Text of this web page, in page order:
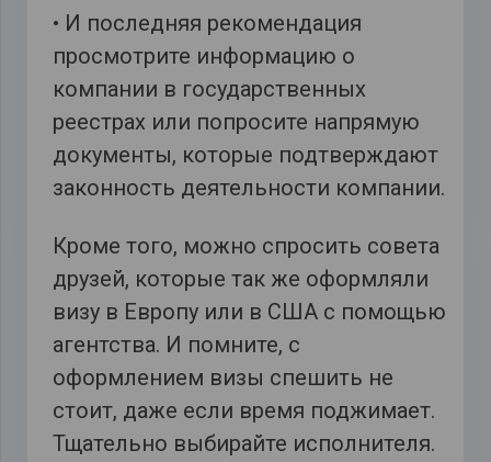
• И последняя рекомендация
просмотрите информацию о
компании в государственных
реестрах или попросите напрямую
документы, которые подтверждают
законность деятельности компании.
Кроме того, можно спросить совета
друзей, которые так же оформляли
визу в Европу или в США с помощью
агентства. И помните, с
оформлением визы спешить не
стоит, даже если время поджимает.
Тщательно выбирайте исполнителя.